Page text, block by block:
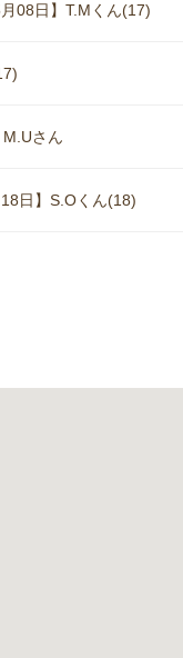
08日】T.Mくん(17)
さん
日】S.Oくん(18)